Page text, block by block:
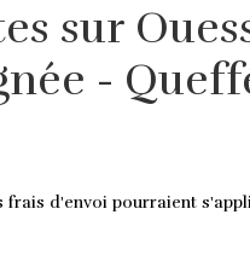
sur
-
d'envoi pourraient